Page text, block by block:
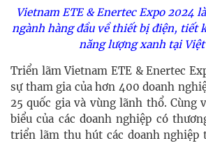
Vietnam ETE & Enertec Expo 2024
ngành hàng đầu về thiết bị điện, tiết
năng lượng xanh tại
Triển lãm Vietnam ETE & Enertec
sự tham gia của hơn 400 doanh
25 quốc gia và vùng lãnh thổ. Cùng
biểu của các doanh nghiệp có
triển lãm thu hút các doanh nghiệp